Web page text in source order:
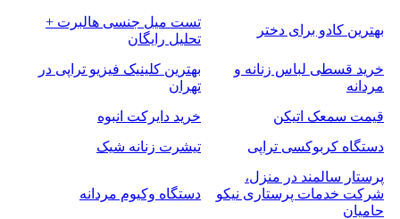
بهترین کادو برای دختر
تست میل جنسی هالبرت +
تحلیل رایگان
خرید قسطی لباس زنانه و
مردانه
بهترین کلینیک فیزیو تراپی در
تهران
قیمت سمعک اتیکن
خرید دایرکت انبوه
دستگاه کربوکسی تراپی
تیشرت زنانه شیک
پرستار سالمند در منزل،
شرکت خدمات پرستاری نیکو
حامیان
دستگاه وکیوم مردانه